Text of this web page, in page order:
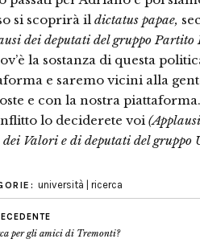
si scoprirà il dictatus papae,
dei deputati del gruppo Partito
la sostanza di questa
e saremo vicini alla
e con la nostra
lo deciderete voi
Valori e di deputati del
università | ricerca
per gli amici di Tremonti?